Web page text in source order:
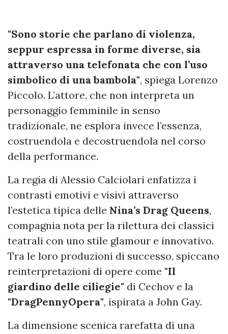
"Sono storie che parlano di violenza,
seppur espressa in forme diverse, sia
attraverso una telefonata che con l’uso
simbolico di una bambola", spiega Lorenzo
Piccolo. L’attore, che non interpreta un
personaggio femminile in senso
tradizionale, ne esplora invece l’essenza,
costruendola e decostruendola nel corso
della performance.
La regia di Alessio Calciolari enfatizza i
contrasti emotivi e visivi attraverso
l’estetica tipica delle Nina’s Drag Queens,
compagnia nota per la rilettura dei classici
teatrali con uno stile glamour e innovativo.
Tra le loro produzioni di successo, spiccano
reinterpretazioni di opere come "Il
giardino delle ciliegie" di Cechov e la
"DragPennyOpera", ispirata a John Gay.
La dimensione scenica rarefatta di una